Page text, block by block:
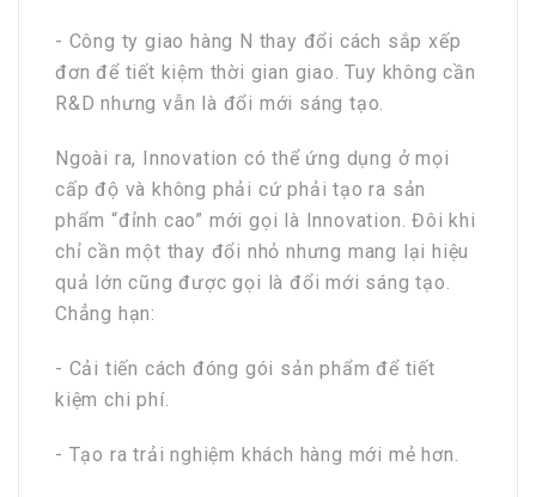
- Công ty giao hàng N thay đổi cách sắp xếp
đơn để tiết kiệm thời gian giao. Tuy không cần
R&D nhưng vẫn là đổi mới sáng tạo.
Ngoài ra, Innovation có thể ứng dụng ở mọi
cấp độ và không phải cứ phải tạo ra sản
phẩm “đỉnh cao” mới gọi là Innovation. Đôi khi
chỉ cần một thay đổi nhỏ nhưng mang lại hiệu
quả lớn cũng được gọi là đổi mới sáng tạo.
Chẳng hạn:
- Cải tiến cách đóng gói sản phẩm để tiết
kiệm chi phí.
- Tạo ra trải nghiệm khách hàng mới mẻ hơn.